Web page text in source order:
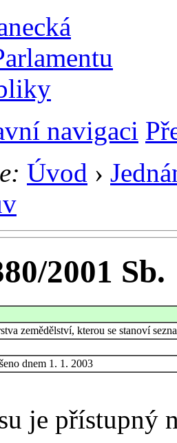
navigaci
Úvod ›
2001 Sb.
zemědělství, kterou se stanoví
dnem 1. 1. 2003
je přístupný